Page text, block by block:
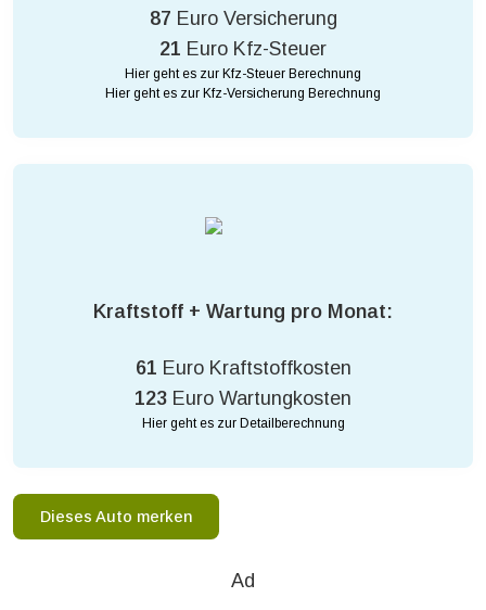
87 Euro Versicherung
21 Euro Kfz-Steuer
Hier geht es zur Kfz-Steuer Berechnung
Hier geht es zur Kfz-Versicherung Berechnung
Kraftstoff + Wartung pro Monat:
61 Euro Kraftstoffkosten
123 Euro Wartungkosten
Hier geht es zur Detailberechnung
Dieses Auto merken
Ad